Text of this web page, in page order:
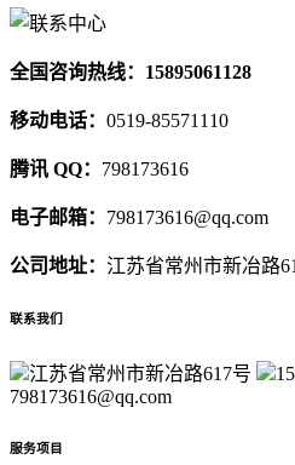
全国咨询热线：15895061128
移动电话： 0519-85571110
腾讯 QQ： 798173616
电子邮箱： 798173616@qq.com
公司地址： 江苏省常州市新冶路
联系我们
江苏省常州市新冶路617号
798173616@qq.com
服务项目